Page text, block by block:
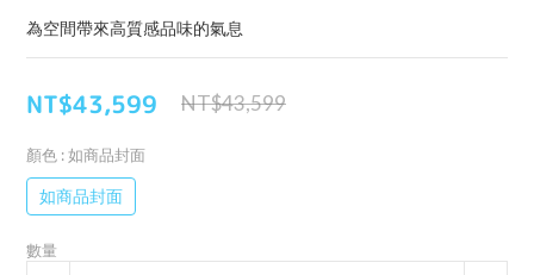
為空間帶來高質感品味的氣息
NT$43,599 NT$43,599
顏色 : 如商品封面
如商品封面
數量